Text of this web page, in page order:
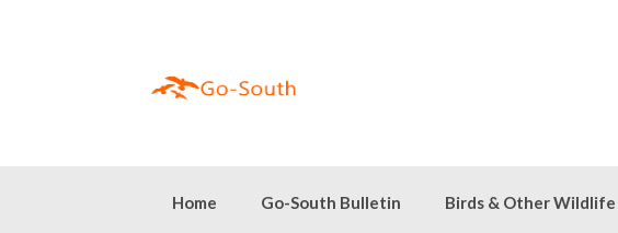
Home Go-South Bulletin Birds & Other Wildlife